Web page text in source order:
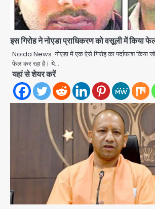
इस गिरोह ने नोएडा प्राधिकरण को वसूली में किया
Noida News: नोएडा में एक ऐसे गिरोह का पर्दाफाश किया
फेल कर रहा है। ये…
यहां से शेयर करें
Jharkhand
CGL रद्द करने और CBI
छात्र, वाटर कैनन और
Avinash Kumar
3
Noida District
Emergency: तीसरी
को नहीं मिला इलाज,
Avinash Kumar